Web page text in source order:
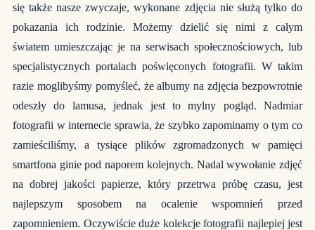
się także nasze zwyczaje, wykonane zdjęcia nie służą tylko do
pokazania ich rodzinie. Możemy dzielić się nimi z całym
światem umieszczając je na serwisach społecznościowych, lub
specjalistycznych portalach poświęconych fotografii. W takim
razie moglibyśmy pomyśleć, że albumy na zdjęcia bezpowrotnie
odeszły do lamusa, jednak jest to mylny pogląd. Nadmiar
fotografii w internecie sprawia, że szybko zapominamy o tym co
zamieściliśmy, a tysiące plików zgromadzonych w pamięci
smartfona ginie pod naporem kolejnych. Nadal wywołanie zdjęć
na dobrej jakości papierze, który przetrwa próbę czasu, jest
najlepszym sposobem na ocalenie wspomnień przed
zapomnieniem. Oczywiście duże kolekcje fotografii najlepiej jest